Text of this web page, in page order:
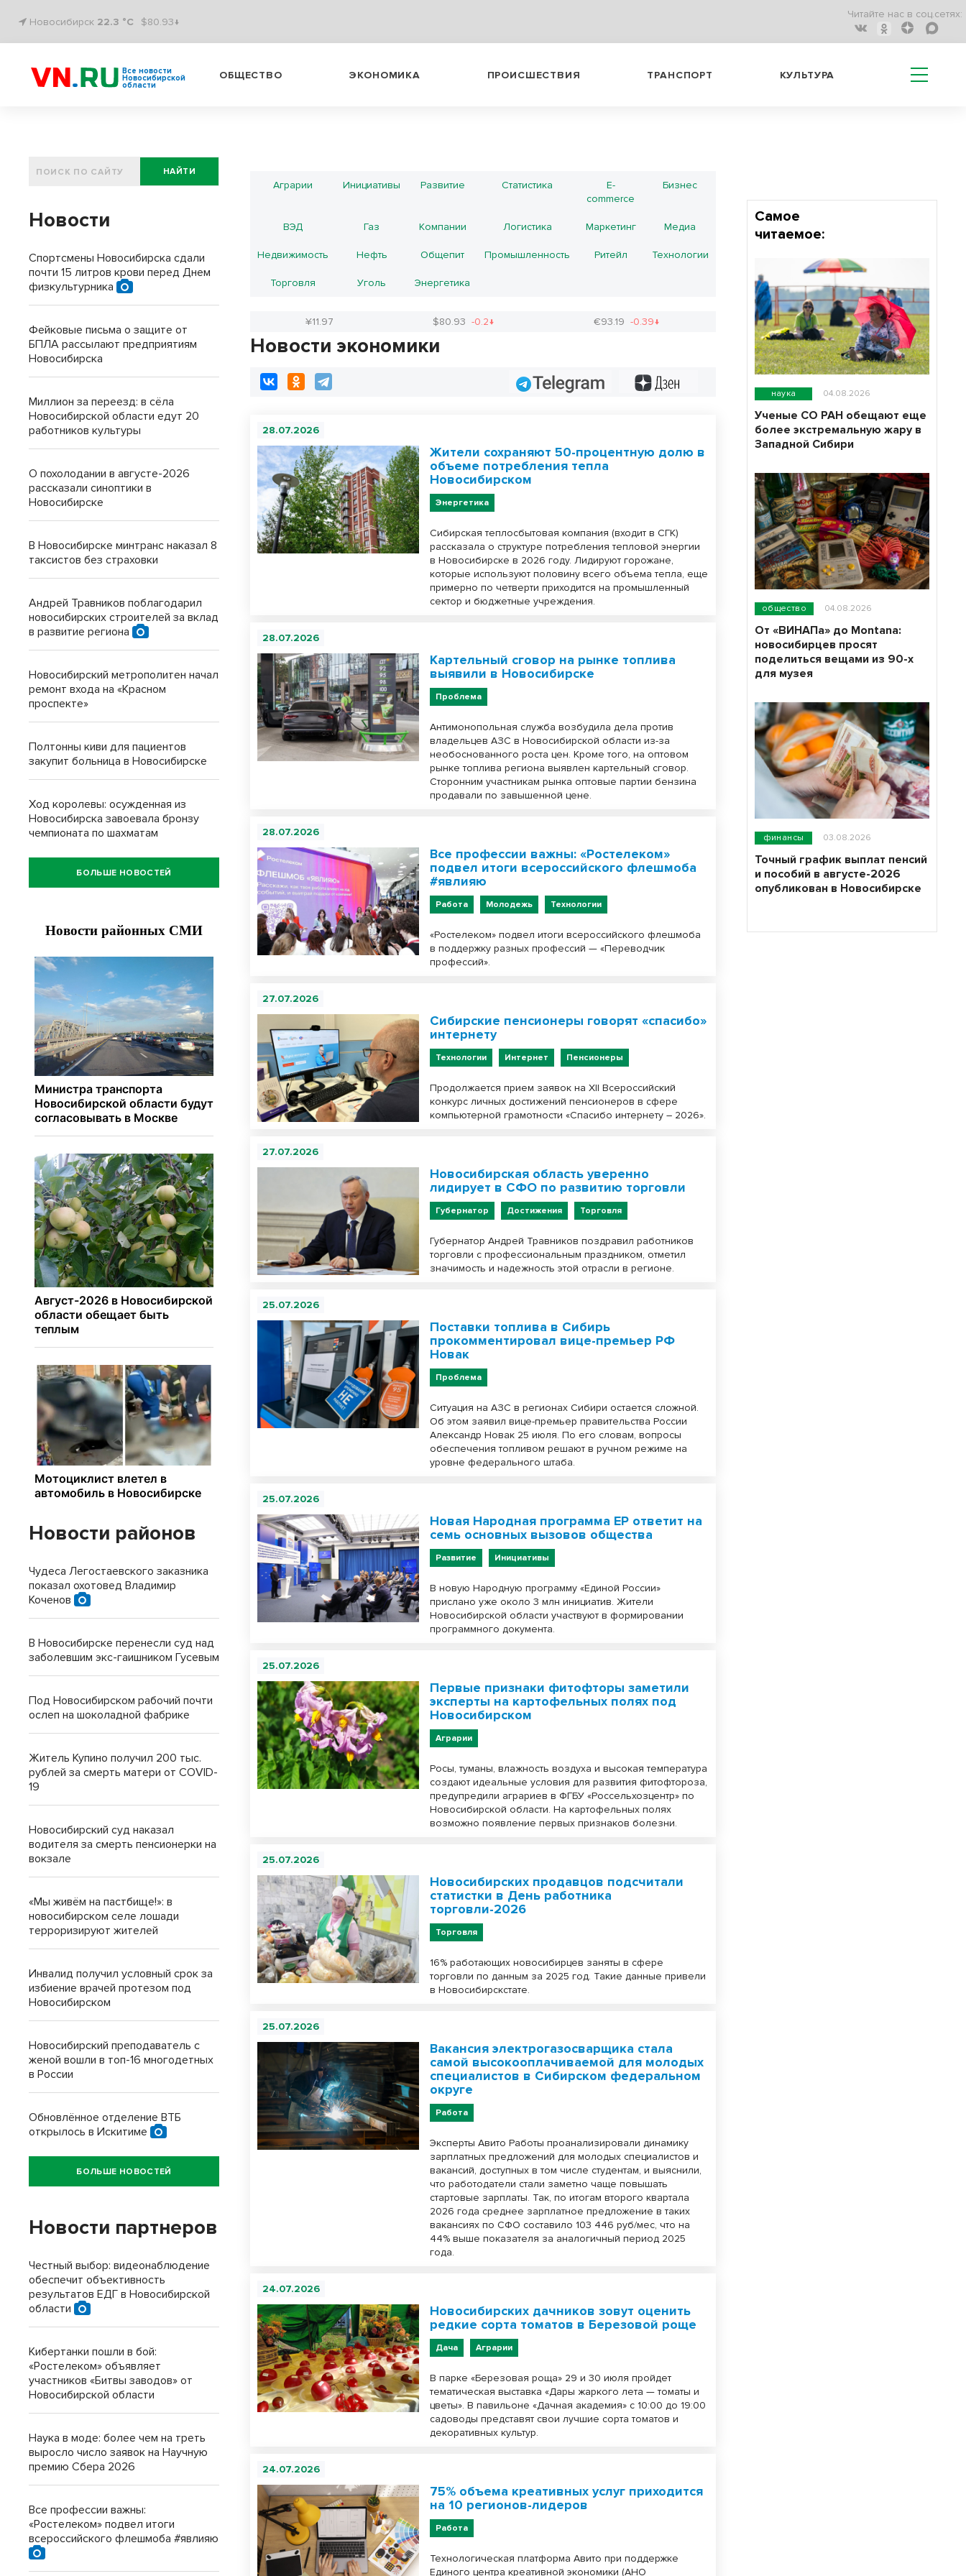
Новосибирск 22.3 °C $80.93↓
Читайте нас в соц.сетях:
Все новости
Новосибирской
области
ОБЩЕСТВО ЭКОНОМИКА ПРОИСШЕСТВИЯ ТРАНСПОРТ КУЛЬТУРА
Аграрии Инициативы Развитие Статистика
E-
commerce
Бизнес
ВЭД Газ Компании Логистика Маркетинг Медиа
Недвижимость Нефть Общепит Промышленность Ритейл Технологии
Торговля Уголь Энергетика
¥11.97 $80.93-0.2↓ €93.19-0.39↓
Новости экономики
Telegram
28.07.2026
Жители сохраняют 50-процентную долю в
объеме потребления тепла
Новосибирском
Энергетика
Сибирская теплосбытовая компания (входит в СГК)
рассказала о структуре потребления тепловой энергии
в Новосибирске в 2026 году. Лидируют горожане,
которые используют половину всего объема тепла, еще
примерно по четверти приходится на промышленный
сектор и бюджетные учреждения.
28.07.2026
Картельный сговор на рынке топлива
выявили в Новосибирске
Проблема
Антимонопольная служба возбудила дела против
владельцев АЗС в Новосибирской области из-за
необоснованного роста цен. Кроме того, на оптовом
рынке топлива региона выявлен картельный сговор.
Сторонним участникам рынка оптовые партии бензина
продавали по завышенной цене.
28.07.2026
Все профессии важны: «Ростелеком»
подвел итоги всероссийского флешмоба
#явлияю
Работа Молодежь Технологии
«Ростелеком» подвел итоги всероссийского флешмоба
в поддержку разных профессий — «Переводчик
профессий».
27.07.2026
Сибирские пенсионеры говорят «спасибо»
интернету
Технологии Интернет Пенсионеры
Продолжается прием заявок на XII Всероссийский
конкурс личных достижений пенсионеров в сфере
компьютерной грамотности «Спасибо интернету – 2026».
27.07.2026
Новосибирская область уверенно
лидирует в СФО по развитию торговли
Губернатор Достижения Торговля
Губернатор Андрей Травников поздравил работников
торговли с профессиональным праздником, отметил
значимость и надежность этой отрасли в регионе.
25.07.2026
Поставки топлива в Сибирь
прокомментировал вице-премьер РФ
Новак
Проблема
Ситуация на АЗС в регионах Сибири остается сложной.
Об этом заявил вице-премьер правительства России
Александр Новак 25 июля. По его словам, вопросы
обеспечения топливом решают в ручном режиме на
уровне федерального штаба.
25.07.2026
Новая Народная программа ЕР ответит на
семь основных вызовов общества
Развитие Инициативы
В новую Народную программу «Единой России»
прислано уже около 3 млн инициатив. Жители
Новосибирской области участвуют в формировании
программного документа.
25.07.2026
Первые признаки фитофторы заметили
эксперты на картофельных полях под
Новосибирском
Аграрии
Росы, туманы, влажность воздуха и высокая температура
создают идеальные условия для развития фитофтороза,
предупредили аграриев в ФГБУ «Россельхозцентр» по
Новосибирской области. На картофельных полях
возможно появление первых признаков болезни.
25.07.2026
Новосибирских продавцов подсчитали
статистки в День работника
торговли-2026
Торговля
16% работающих новосибирцев заняты в сфере
торговли по данным за 2025 год. Такие данные привели
в Новосибирскстате.
25.07.2026
Вакансия электрогазосварщика стала
самой высокооплачиваемой для молодых
специалистов в Сибирском федеральном
округе
Работа
Эксперты Авито Работы проанализировали динамику
зарплатных предложений для молодых специалистов и
вакансий, доступных в том числе студентам, и выяснили,
что работодатели стали заметно чаще повышать
стартовые зарплаты. Так, по итогам второго квартала
2026 года среднее зарплатное предложение в таких
вакансиях по СФО составило 103 446 руб/мес, что на
44% выше показателя за аналогичный период 2025
года.
24.07.2026
Новосибирских дачников зовут оценить
редкие сорта томатов в Березовой роще
Дача Аграрии
В парке «Березовая роща» 29 и 30 июля пройдет
тематическая выставка «Дары жаркого лета — томаты и
цветы». В павильоне «Дачная академия» с 10:00 до 19:00
садоводы представят свои лучшие сорта томатов и
декоративных культур.
24.07.2026
75% объема креативных услуг приходится
на 10 регионов-лидеров
Работа
Технологическая платформа Авито при поддержке
Единого центра креативной экономики (АНО
НАЙТИ
Новости
Спортсмены Новосибирска сдали
почти 15 литров крови перед Днем
физкультурника
Фейковые письма о защите от
БПЛА рассылают предприятиям
Новосибирска
Миллион за переезд: в сёла
Новосибирской области едут 20
работников культуры
О похолодании в августе-2026
рассказали синоптики в
Новосибирске
В Новосибирске минтранс наказал 8
таксистов без страховки
Андрей Травников поблагодарил
новосибирских строителей за вклад
в развитие региона
Новосибирский метрополитен начал
ремонт входа на «Красном
проспекте»
Полтонны киви для пациентов
закупит больница в Новосибирске
Ход королевы: осужденная из
Новосибирска завоевала бронзу
чемпионата по шахматам
БОЛЬШЕ НОВОСТЕЙ
Новости районов
Чудеса Легостаевского заказника
показал охотовед Владимир
Коченов
В Новосибирске перенесли суд над
заболевшим экс-гаишником Гусевым
Под Новосибирском рабочий почти
ослеп на шоколадной фабрике
Житель Купино получил 200 тыс.
рублей за смерть матери от COVID-
19
Новосибирский суд наказал
водителя за смерть пенсионерки на
вокзале
«Мы живём на пастбище!»: в
новосибирском селе лошади
терроризируют жителей
Инвалид получил условный срок за
избиение врачей протезом под
Новосибирском
Новосибирский преподаватель с
женой вошли в топ-16 многодетных
в России
Обновлённое отделение ВТБ
открылось в Искитиме
БОЛЬШЕ НОВОСТЕЙ
Новости партнеров
Честный выбор: видеонаблюдение
обеспечит объективность
результатов ЕДГ в Новосибирской
области
Кибертанки пошли в бой:
«Ростелеком» объявляет
участников «Битвы заводов» от
Новосибирской области
Наука в моде: более чем на треть
выросло число заявок на Научную
премию Сбера 2026
Все профессии важны:
«Ростелеком» подвел итоги
всероссийского флешмоба #явлияю
Самое
читаемое:
наука 04.08.2026
Ученые СО РАН обещают еще
более экстремальную жару в
Западной Сибири
общество 04.08.2026
От «ВИНАПа» до Montana:
новосибирцев просят
поделиться вещами из 90-х
для музея
финансы 03.08.2026
Точный график выплат пенсий
и пособий в августе-2026
опубликован в Новосибирске